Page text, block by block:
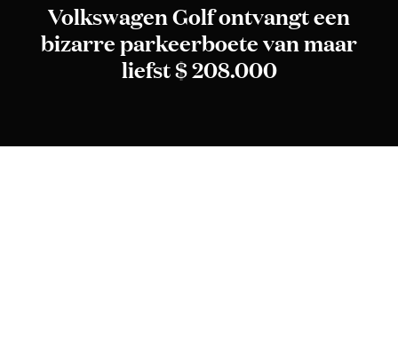
Volkswagen Golf ontvangt een
bizarre parkeerboete van maar
liefst $ 208.000